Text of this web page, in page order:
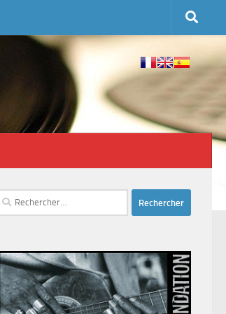
Rechercher :